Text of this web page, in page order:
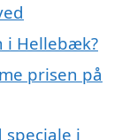
i Hellebæk?
prisen på
i